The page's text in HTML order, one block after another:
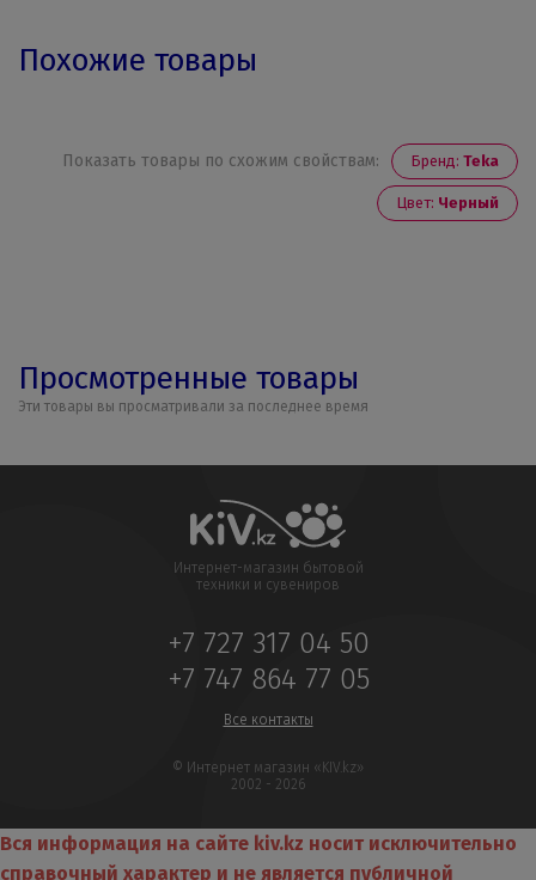
Похожие товары
Показать товары по схожим свойствам: Бренд: Teka
Цвет: Черный
Просмотренные товары
Эти товары вы просматривали за последнее время
Интернет-магазин бытовой
техники и сувениров
+7 727 317 04 50
+7 747 864 77 05
Все контакты
© Интернет магазин «KIV.kz»
2002 - 2026
Вся информация на сайте kiv.kz носит исключительно
справочный характер и не является публичной